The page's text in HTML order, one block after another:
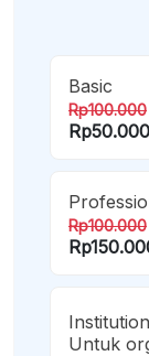
Basic
Rp100.000
Rp50.000
Rp100.000
Untuk